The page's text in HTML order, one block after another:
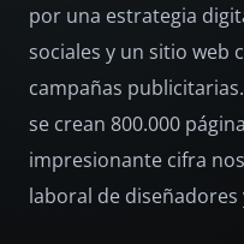
por una estrategia
sociales y un sitio web
campañas
se crean 800.000
impresionante cifra
laboral de